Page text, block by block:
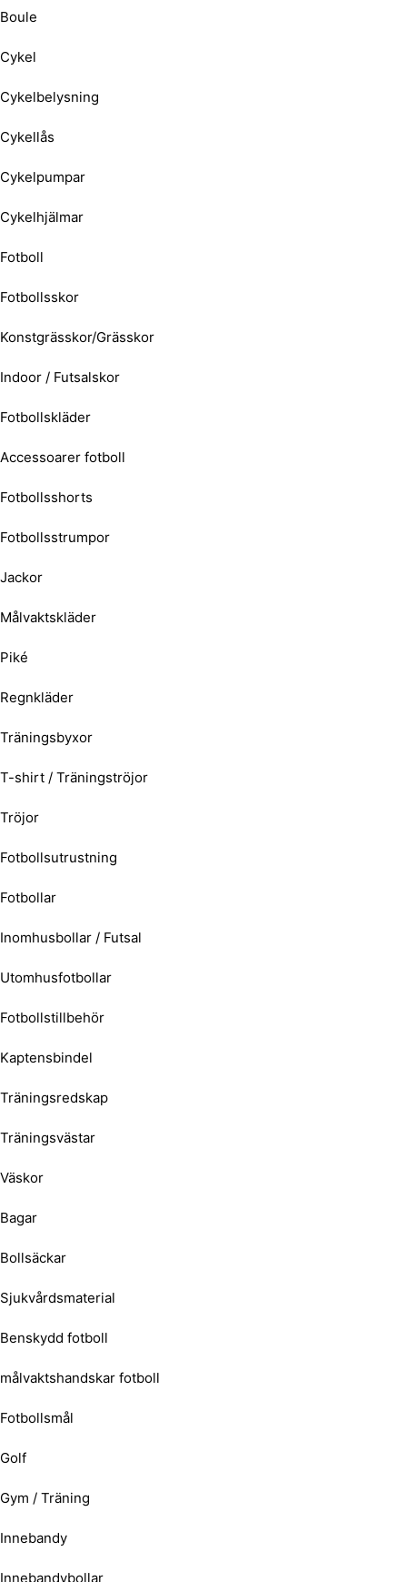
Boule
Cykel
Cykelbelysning
Cykellås
Cykelpumpar
Cykelhjälmar
Fotboll
Fotbollsskor
Konstgrässkor/Grässkor
Indoor / Futsalskor
Fotbollskläder
Accessoarer fotboll
Fotbollsshorts
Fotbollsstrumpor
Jackor
Målvaktskläder
Piké
Regnkläder
Träningsbyxor
T-shirt / Träningströjor
Tröjor
Fotbollsutrustning
Fotbollar
Inomhusbollar / Futsal
Utomhusfotbollar
Fotbollstillbehör
Kaptensbindel
Träningsredskap
Träningsvästar
Väskor
Bagar
Bollsäckar
Sjukvårdsmaterial
Benskydd fotboll
målvaktshandskar fotboll
Fotbollsmål
Golf
Gym / Träning
Innebandy
Innebandybollar